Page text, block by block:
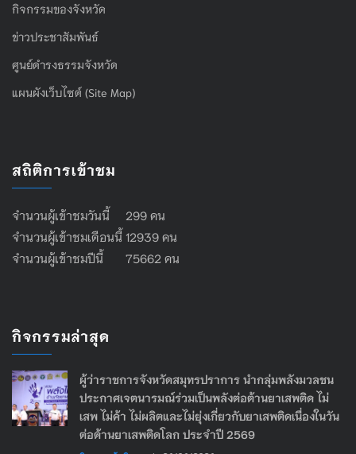
กิจกรรมของจังหวัด
ข่าวประชาสัมพันธ์
ศูนย์ดำรงธรรมจังหวัด
แผนผังเว็บไซต์ (Site Map)
สถิติการเข้าชม
จำนวนผู้เข้าชมวันนี้ 299 คน
จำนวนผู้เข้าชมเดือนนี้ 12939 คน
จำนวนผู้เข้าชมปีนี้ 75662 คน
กิจกรรมล่าสุด
ผู้ว่าราชการจังหวัดสมุทรปราการ นำกลุ่มพลังมวลชน
ประกาศเจตนารมณ์ร่วมเป็นพลังต่อต้านยาเสพติด ไม่
เสพ ไม่ค้า ไม่ผลิตและไม่ยุ่งเกี่ยวกับยาเสพติดเนื่องในวัน
ต่อต้านยาเสพติดโลก ประจำปี 2569